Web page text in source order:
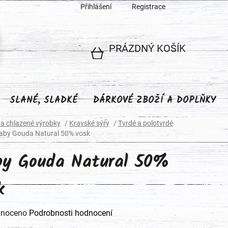
Přihlášení Registrace
NÁKUPNÍ
KOŠÍK
PRÁZDNÝ KOŠÍK
SLANÉ, SLADKÉ DÁRKOVÉ ZBOŽÍ A DOPLŇKY
chlazené výrobky / Kravské sýry /Tvrdé a polotvrdé
Gouda Natural 50% vosk
Gouda Natural 50%
Podrobnosti hodnocení